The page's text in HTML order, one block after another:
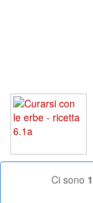
Ci sono 1